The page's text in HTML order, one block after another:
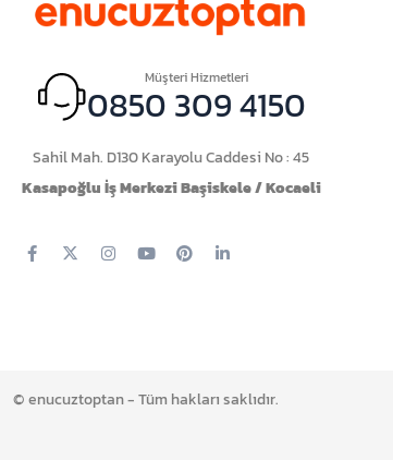
Müşteri Hizmetleri
0850 309 4150
Sahil Mah. D130 Karayolu Caddesi No : 45
Kasapoğlu İş Merkezi Başiskele / Kocaeli
© enucuztoptan - Tüm hakları saklıdır.